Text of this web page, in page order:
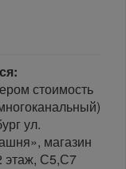
стоимость
ул.
магазин
этаж, С5,С7